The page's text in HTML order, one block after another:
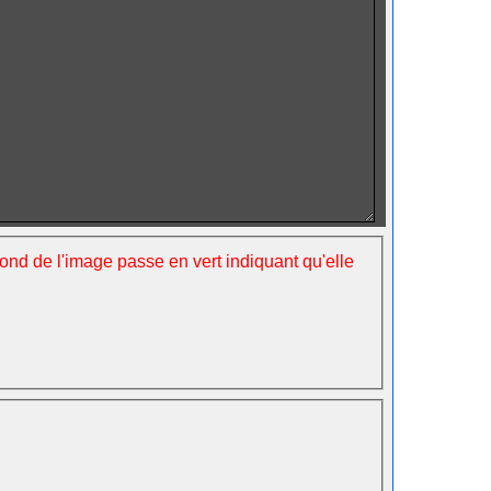
de l'image passe en vert indiquant qu'elle